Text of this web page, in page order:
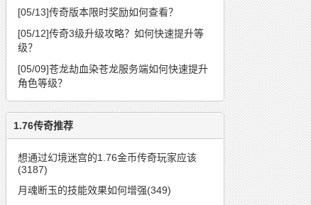
[05/13]传奇版本限时奖励如何查看？
[05/12]传奇3级升级攻略？如何快速提升等
级？
[05/09]苍龙劫血染苍龙服务端如何快速提升
角色等级？
1.76传奇推荐
想通过幻境迷宫的1.76金币传奇玩家应该
(3187)
月魂断玉的技能效果如何增强(349)